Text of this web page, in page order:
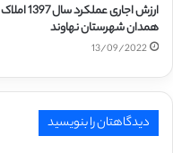
ارزش اجاری عملکرد سال 1397 املاک
همدان شهرستان نهاوند
13/09/2022
دیدگاهتان را بنویسید